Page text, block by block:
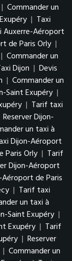
| Commander un
| Taxi
Auxerre-Aéroport
de Paris Orly |
| Commander un
Dijon | Devis
| Commander un
Saint Exupéry |
| Tarif taxi
Reserver Dijon-
un taxi à
Dijon-Aéroport
Paris Orly | Tarif
Dijon-Aéroport
de Paris
| Tarif taxi
un taxi à
Saint Exupéry |
Exupéry | Tarif
| Reserver
| Commander un